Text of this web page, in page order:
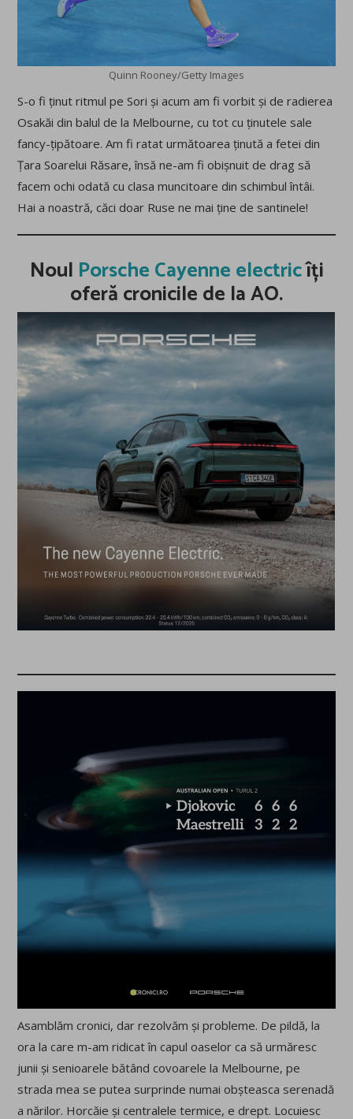
Quinn Rooney/Getty Images
S-o fi ținut ritmul pe Sori și acum am fi vorbit și de radierea
Osakăi din balul de la Melbourne, cu tot cu ținutele sale
fancy-țipătoare. Am fi ratat următoarea ținută a fetei din
Țara Soarelui Răsare, însă ne-am fi obișnuit de drag să
facem ochi odată cu clasa muncitoare din schimbul întâi.
Hai a noastră, căci doar Ruse ne mai ține de santinele!
Noul Porsche Cayenne electricîți
oferă cronicile de la AO.
Asamblăm cronici, dar rezolvăm și probleme. De pildă, la
ora la care m-am ridicat în capul oaselor ca să urmăresc
junii și senioarele bătând covoarele la Melbourne, pe
strada mea se putea surprinde numai obșteasca serenadă
a nărilor. Horcăie și centralele termice, e drept. Locuiesc